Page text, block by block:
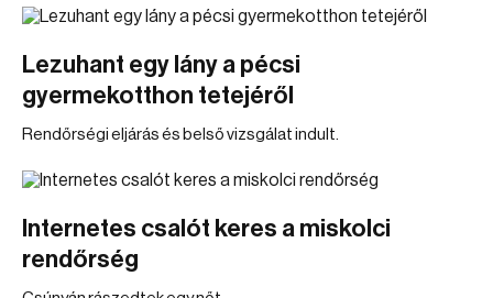
Lezuhant egy lány a pécsi
gyermekotthon tetejéről
Rendőrségi eljárás és belső vizsgálat indult.
Internetes csalót keres a miskolci
rendőrség